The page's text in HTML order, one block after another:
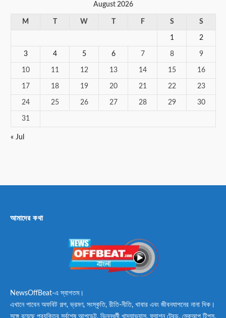
August 2026
M W F S S
1 2
3 4 5 6 7 8 9
10 11 12 13 14 15 16
17 18 19 20 21 22 23
24 25 26 27 28 29 30
31
« Jul
আমাদের কথা
NewsOffBeat-এ স্বাগতম।
এখানে পাবেন অফবিট গল্প, ভ্রমণ, সংস্কৃতি, রীতি-নীতি, খাবার এবং জীবনযাপনের নানা দিক।